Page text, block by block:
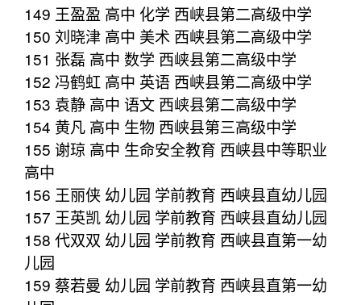
149 王盈盈 高中 化学 西峡县第二高级中学
150 刘晓津 高中 美术 西峡县第二高级中学
151 张磊 高中 数学 西峡县第二高级中学
152 冯鹤虹 高中 英语 西峡县第二高级中学
153 袁静 高中 语文 西峡县第二高级中学
154 黄凡 高中 生物 西峡县第三高级中学
155 谢琼 高中 生命安全教育 西峡县中等职业
高中
156 王丽侠 幼儿园 学前教育 西峡县直幼儿园
157 王英凯 幼儿园 学前教育 西峡县直幼儿园
158 代双双 幼儿园 学前教育 西峡县直第一幼
儿园
159 蔡若曼 幼儿园 学前教育 西峡县直第一幼